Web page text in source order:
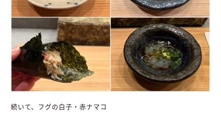
続いて、フグの白子・赤ナマコ